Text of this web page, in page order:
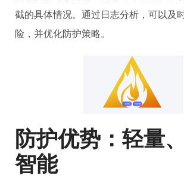
截的具体情况。通过日志分析，可以及
险，并优化防护策略。
防护优势：轻量
智能